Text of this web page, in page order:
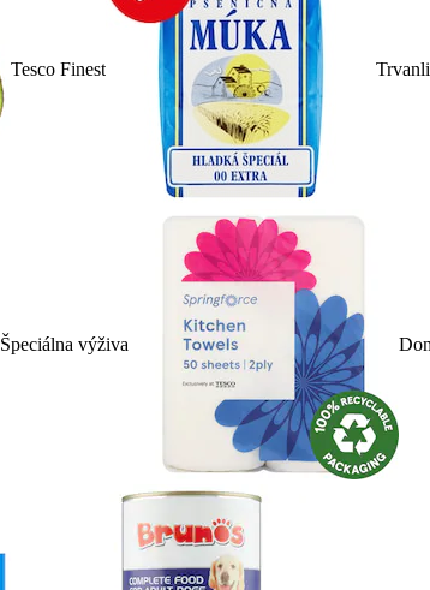
Tesco Finest
Špeciálna výživa